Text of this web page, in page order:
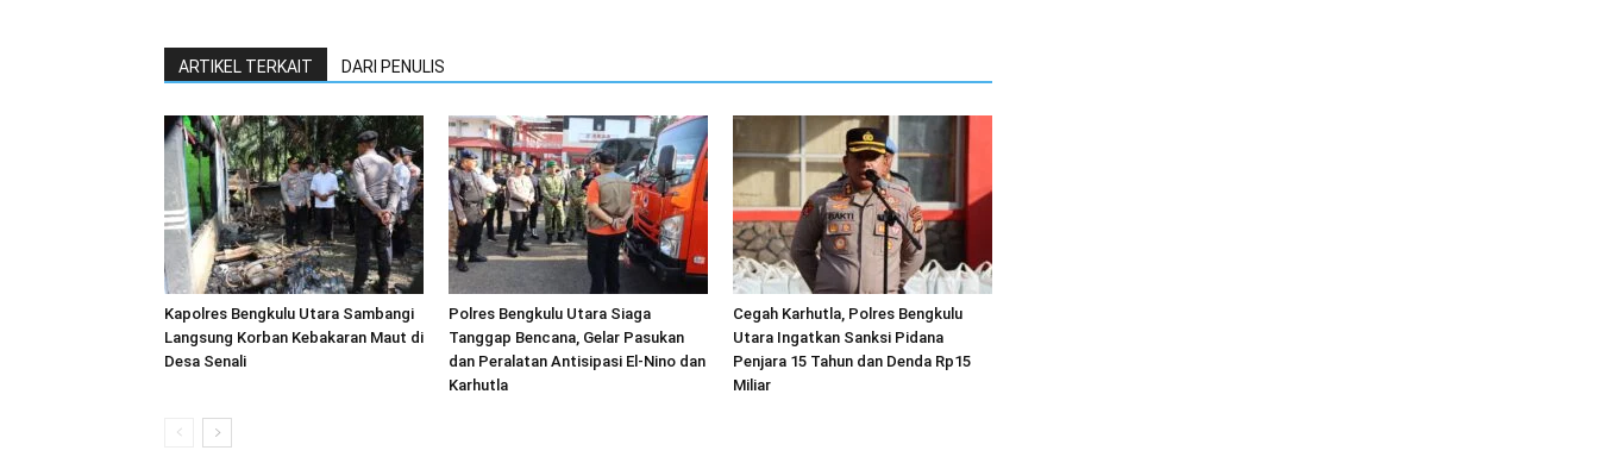
ARTIKEL TERKAIT DARI PENULIS
Kapolres Bengkulu Utara Sambangi
Langsung Korban Kebakaran Maut di
Desa Senali
Polres Bengkulu Utara Siaga
Tanggap Bencana, Gelar Pasukan
dan Peralatan Antisipasi El-Nino dan
Karhutla
Cegah Karhutla, Polres Bengkulu
Utara Ingatkan Sanksi Pidana
Penjara 15 Tahun dan Denda Rp15
Miliar